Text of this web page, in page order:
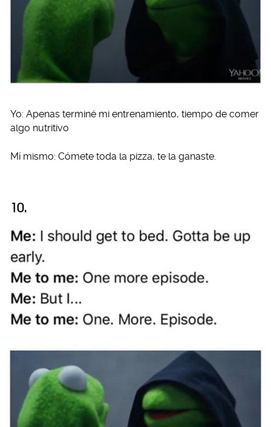
Yo: Apenas terminé mi entrenamiento, tiempo de comer
algo nutritivo
Mí mismo: Cómete toda la pizza, te la ganaste.
10.